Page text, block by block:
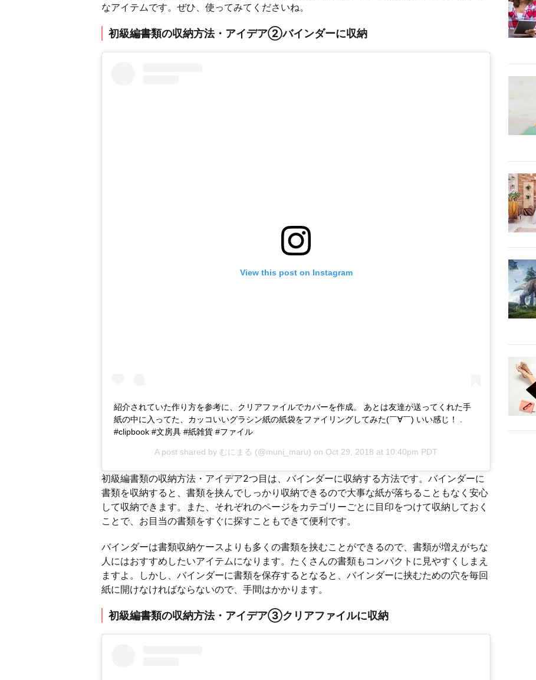
なアイテムです。ぜひ、使ってみてくださいね。
初級編書類の収納方法・アイデア②バインダーに収納
View this post on Instagram
紹介されていた作り方を参考に、クリアファイルでカバーを作成。 あとは友達が送ってくれた手
紙の中に入ってた、カッコいいグラシン紙の紙袋をファイリングしてみた(￣∀￣) いい感じ！ .
#clipbook #文房具 #紙雑貨 #ファイル
A post shared by むにまる (@muni_maru) on Oct 29, 2018 at 10:40pm PDT
初級編書類の収納方法・アイデア2つ目は、バインダーに収納する方法です。バインダーに
書類を収納すると、書類を挟んでしっかり収納できるので大事な紙が落ちることもなく安心
して収納できます。また、それぞれのページをカテゴリーごとに目印をつけて収納しておく
ことで、お目当の書類をすぐに探すこともできて便利です。
バインダーは書類収納ケースよりも多くの書類を挟むことができるので、書類が増えがちな
人にはおすすめしたいアイテムになります。たくさんの書類もコンパクトに見やすくしまえ
ますよ。しかし、バインダーに書類を保存するとなると、バインダーに挟むための穴を毎回
紙に開けなければならないので、手間はかかります。
初級編書類の収納方法・アイデア③クリアファイルに収納